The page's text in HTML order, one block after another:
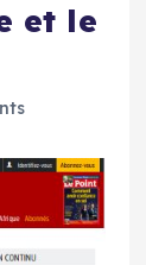
et le